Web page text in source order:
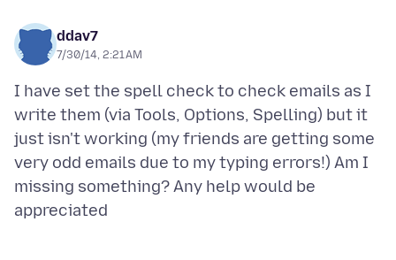
ddav7
7/30/14, 2:21 AM
I have set the spell check to check emails as I
write them (via Tools, Options, Spelling) but it
just isn't working (my friends are getting some
very odd emails due to my typing errors!) Am I
missing something? Any help would be